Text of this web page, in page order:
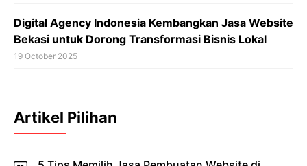
Digital Agency Indonesia Kembangkan Jasa Website
Bekasi untuk Dorong Transformasi Bisnis Lokal
19 October 2025
Artikel Pilihan